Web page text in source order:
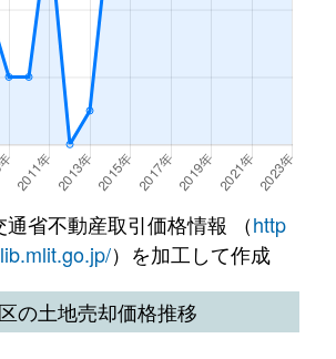
1,400万円
2,000万円
3,900万円
2,500万円
八幡前(京都)
1,500万円
三宅八幡
町
9,500万円
宝ケ池
省不動産取引価格情報 （http
）を加工して作成
の土地売却価格推移